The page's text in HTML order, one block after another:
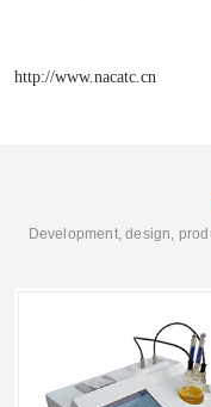
http://www.nacatc.cn
Development, design,